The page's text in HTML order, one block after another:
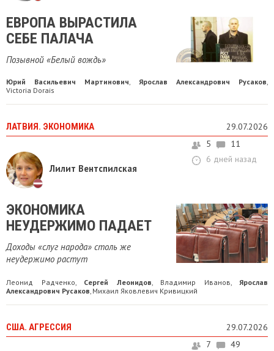
ЕВРОПА ВЫРАСТИЛА
СЕБЕ ПАЛАЧА
Позывной «Белый вождь»
Юрий Васильевич Мартинович Ярослав Александрович Русаков
Victoria Dorais
ЛАТВИЯ. ЭКОНОМИКА 29.07.2026
Лилит Вентспилская
5
11
6 дней назад
ЭКОНОМИКА
НЕУДЕРЖИМО ПАДАЕТ
Доходы «слуг народа» столь же
неудержимо растут
Леонид Радченко Сергей Леонидов Владимир Иванов
Ярослав
Александрович Русаков Михаил Яковлевич Кривицкий
США. АГРЕССИЯ 29.07.2026
7
49